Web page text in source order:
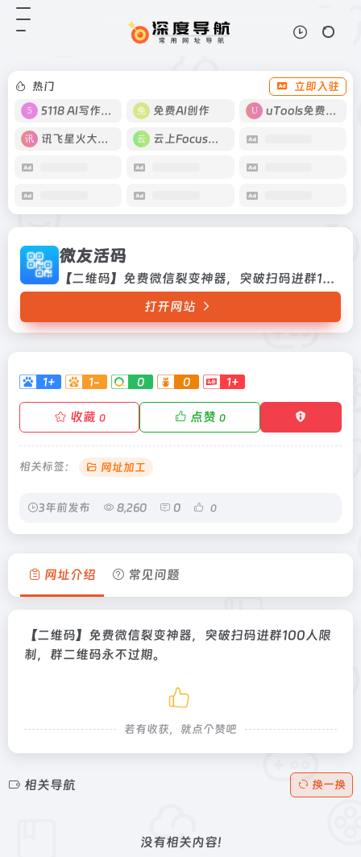
热门
立即入驻
5118 AI写作工具
免费AI创作 uTools免费工具箱
讯飞星火大模型 云上Focus接码
微友活码
【二维码】免费微信裂变神器，突破扫码进群100人限制，群二维码永不过期。
打开网站
1+ 1- 0 0 1+
收藏 0 点赞 0
相关标签： 网址加工
3年前发布 8,260 0 0
扫码进群100人限制，群二维码永不
过期。
网址介绍 常见问题
【二维码】免费微信裂变神器，突破扫码进群100人限
制，群二维码永不过期。
若有收获，就点个赞吧
相关导航 换一换
没有相关内容!